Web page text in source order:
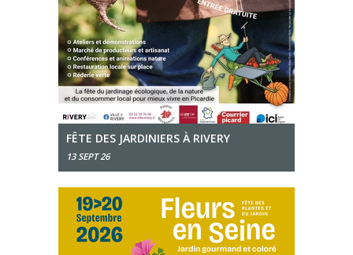
FÊTE DES JARDINIERS À RIVERY
13 SEPT 26